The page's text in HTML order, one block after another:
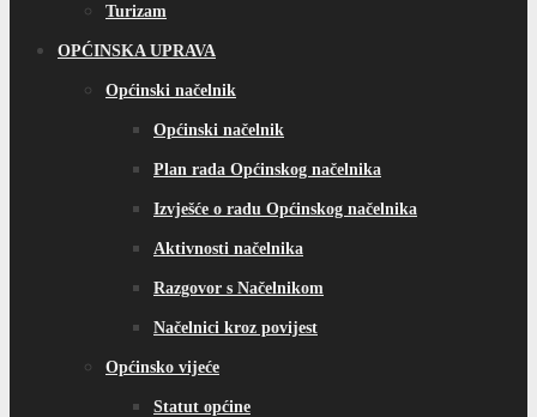
Turizam
OPĆINSKA UPRAVA
Općinski načelnik
Općinski načelnik
Plan rada Općinskog načelnika
Izvješće o radu Općinskog načelnika
Aktivnosti načelnika
Razgovor s Načelnikom
Načelnici kroz povijest
Općinsko vijeće
Statut općine